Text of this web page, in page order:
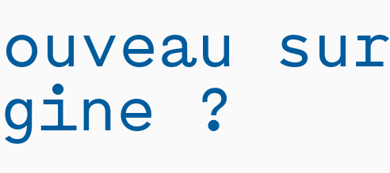
sur
?